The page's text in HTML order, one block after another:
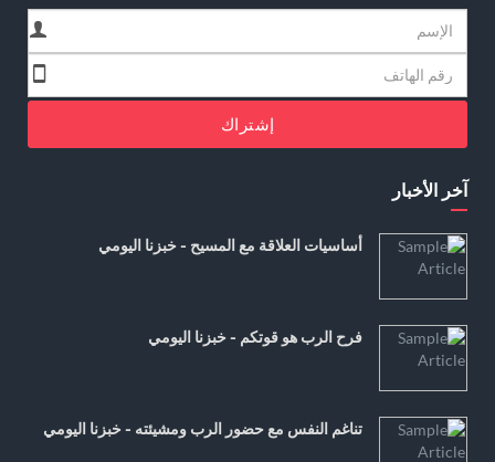
إشتراك
آخر الأخبار
أساسيات العلاقة مع المسيح - خبزنا اليومي
فرح الرب هو قوتكم - خبزنا اليومي
تناغم النفس مع حضور الرب ومشيئته - خبزنا اليومي